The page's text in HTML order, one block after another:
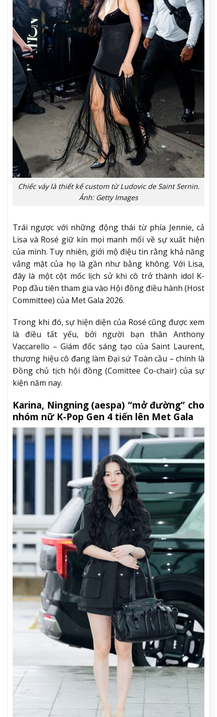
Chiếc váy là thiết kế custom từ Ludovic de Saint Sernin.
Ảnh: Getty Images
Trái ngược với những động thái từ phía Jennie, cả
Lisa và Rosé giữ kín mọi manh mối về sự xuất hiện
của mình. Tuy nhiên, giới mộ điệu tin rằng khả năng
vắng mặt của họ là gần như bằng không. Với Lisa,
đây là một cột mốc lịch sử khi cô trở thành idol K-
Pop đầu tiên tham gia vào Hội đồng điều hành (Host
Committee) của Met Gala 2026.
Trong khi đó, sự hiện diện của Rosé cũng được xem
là điều tất yếu, bởi người bạn thân Anthony
Vaccarello – Giám đốc sáng tạo của Saint Laurent,
thương hiệu cô đang làm Đại sứ Toàn cầu – chính là
Đồng chủ tịch hội đồng (Comittee Co-chair) của sự
kiện năm nay.
Karina, Ningning (aespa) “mở đường” cho
nhóm nữ K-Pop Gen 4 tiến lên Met Gala